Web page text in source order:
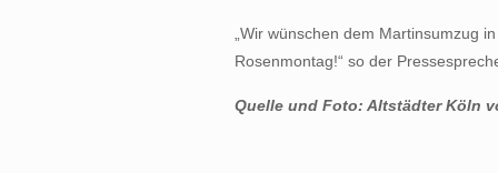
„Wir wünschen dem Martinsumzug
Rosenmontag!“ so der
Quelle und Foto: Altstädter Köln